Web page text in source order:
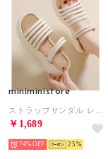
miniministore
￥1,689
74% 25